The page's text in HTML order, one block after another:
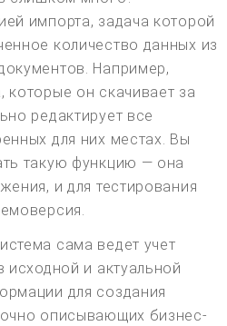
импорта, задача которой
количество данных из
Например,
которые он скачивает за
редактирует все
для них местах. Вы
такую функцию — она
и для тестирования
сама ведет учет
исходной и актуальной
для создания
описывающих бизнес-